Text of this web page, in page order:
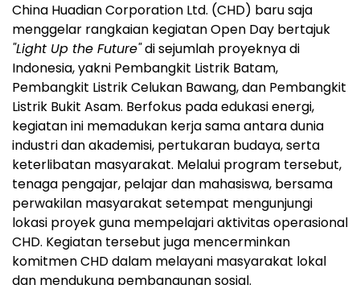
China Huadian Corporation Ltd. (CHD) baru saja
menggelar rangkaian kegiatan Open Day bertajuk
"Light Up the Future"di sejumlah proyeknya di
Indonesia, yakni Pembangkit Listrik Batam,
Pembangkit Listrik Celukan Bawang, dan Pembangkit
Listrik Bukit Asam. Berfokus pada edukasi energi,
kegiatan ini memadukan kerja sama antara dunia
industri dan akademisi, pertukaran budaya, serta
keterlibatan masyarakat. Melalui program tersebut,
tenaga pengajar, pelajar dan mahasiswa, bersama
perwakilan masyarakat setempat mengunjungi
lokasi proyek guna mempelajari aktivitas operasional
CHD. Kegiatan tersebut juga mencerminkan
komitmen CHD dalam melayani masyarakat lokal
dan mendukung pembangunan sosial.